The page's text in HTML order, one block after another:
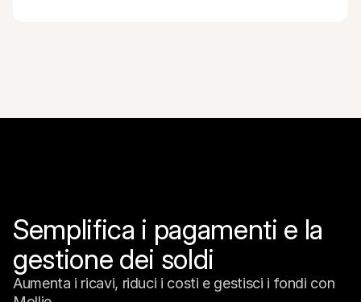
Semplifica i pagamenti e la
gestione dei soldi
Aumenta i ricavi, riduci i costi e gestisci i fondi con